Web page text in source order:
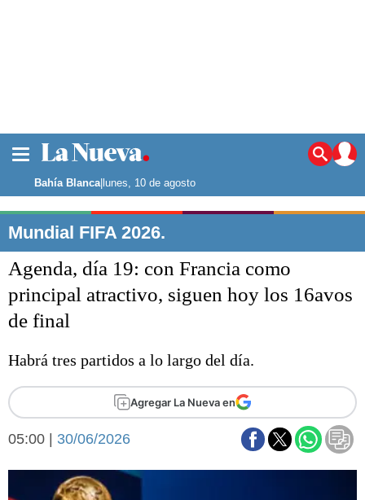
Noticias
La ciudad
Punta Alta
El país
El mundo
Seguridad
Opinión
Liga del Sur
Fútbol
Federal A
Arte y cultura
Economía y campo
Bahía Blanca|lunes, 10 de agosto
Mundial FIFA 2026.
Agenda, día 19: con Francia como
principal atractivo, siguen hoy los 16avos
de final
Habrá tres partidos a lo largo del día.
Agregar La Nueva en
05:00 | 30/06/2026